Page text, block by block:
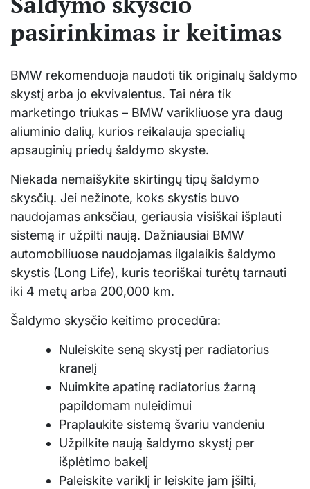
pasirinkimas ir keitimas
BMW rekomenduoja naudoti tik originalų šaldymo
skystį arba jo ekvivalentus. Tai nėra tik
marketingo triukas – BMW varikliuose yra daug
aliuminio dalių, kurios reikalauja specialių
apsauginių priedų šaldymo skyste.
Niekada nemaišykite skirtingų tipų šaldymo
skysčių. Jei nežinote, koks skystis buvo
naudojamas anksčiau, geriausia visiškai išplauti
sistemą ir užpilti naują. Dažniausiai BMW
automobiliuose naudojamas ilgalaikis šaldymo
skystis (Long Life), kuris teoriškai turėtų tarnauti
iki 4 metų arba 200,000 km.
Šaldymo skysčio keitimo procedūra:
Nuleiskite seną skystį per radiatorius
kranelį
Nuimkite apatinę radiatorius žarną
papildomam nuleidimui
Praplaukite sistemą švariu vandeniu
Užpilkite naują šaldymo skystį per
išplėtimo bakelį
Paleiskite variklį ir leiskite jam įšilti,